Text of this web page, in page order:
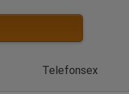
Telefonsex